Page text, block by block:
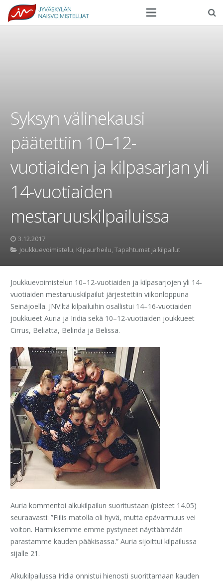
Ilmoittautuminen
Yhteystiedot
Syksyn välinekausi
päätettiin 10–12-
vuotiaiden ja kilpasarjan yli
14-vuotiaiden
mestaruuskilpailuissa
3.12.2017
Joukkuevoimistelu, Kilpaurheilu,Tapahtumat ja kilpailut
Joukkuevoimistelun 10–12-vuotiaiden ja kilpasarjojen yli 14-
vuotiaiden mestaruuskilpailut järjestettiin viikonloppuna
Seinäjoella. JNV:ltä kilpailuihin osallistui 14–16-vuotiaiden
joukkueet Auria ja Iridia sekä 10–12-vuotiaiden joukkueet
Cirrus, Beliatta, Belinda ja Belissa.
Auria kommentoi alkukilpailun suoritustaan (pisteet 14.05)
seuraavasti: ”Fiilis matolla oli hyvä, mutta epävarmuus vei
voiton. Harmiksemme emme pystyneet näyttäämään
parastamme kauden pääkisassa.” Auria sijoittui kilpailussa
sijalle 21.
Alkukilpailussa Iridia onnistui hienosti suorittamaan kauden